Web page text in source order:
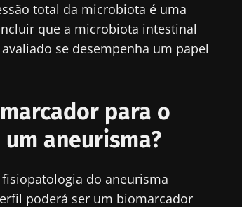
total da microbiota é uma
que a microbiota intestinal
se desempenha um papel
para o
aneurisma?
do aneurisma
poderá ser um biomarcador
site
sobre a Biocodex